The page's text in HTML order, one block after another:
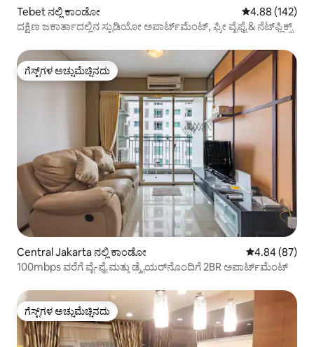
Tebet ನಲ್ಲಿ ಕಾಂಡೋ 5 ರಲ್ಲಿ 4.88
4.88 (142)
ದಕ್ಷಿಣ ಜಕಾರ್ತಾದಲ್ಲಿನ ಸ್ಟುಡಿಯೋ ಅಪಾರ್ಟ್‌ಮೆಂಟ್, ಫ್ರೀ ವೈಫೈ & ನೆಟ್‌ಫ್ಲಿಕ್ಸ್
ಗೆಸ್ಟ್‌ಗಳ ಅಚ್ಚುಮೆಚ್ಚಿನದು
ಗೆಸ್ಟ್‌ಗಳ ಅಚ್ಚುಮೆಚ್ಚಿನದು
Central Jakarta ನಲ್ಲಿ ಕಾಂಡೋ 5 ರಲ್ಲಿ 4.84
4.84 (87)
100mbps ವರೆಗೆ ವೈ-ಫೈ ಮತ್ತು ಡ್ರೈಯರ್‌ನೊಂದಿಗೆ 2BR ಅಪಾರ್ಟ್‌ಮೆಂಟ್
ಗೆಸ್ಟ್‌ಗಳ ಅಚ್ಚುಮೆಚ್ಚಿನದು
ಗೆಸ್ಟ್‌ಗಳ ಅಚ್ಚುಮೆಚ್ಚಿನದು